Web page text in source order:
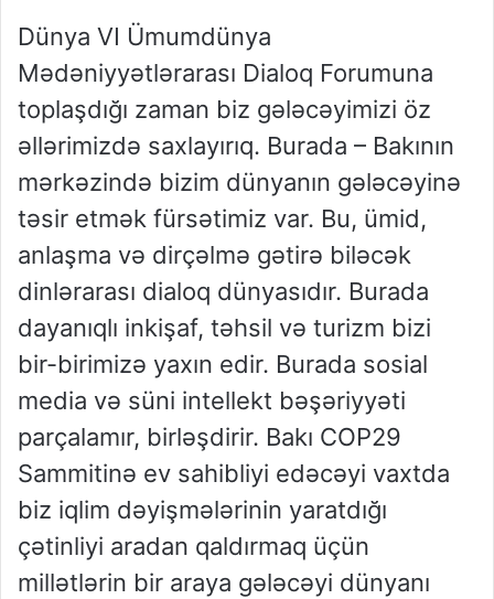
Dünya VI Ümumdünya
Mədəniyyətlərarası Dialoq Forumuna
toplaşdığı zaman biz gələcəyimizi öz
əllərimizdə saxlayırıq. Burada – Bakının
mərkəzində bizim dünyanın gələcəyinə
təsir etmək fürsətimiz var. Bu, ümid,
anlaşma və dirçəlmə gətirə biləcək
dinlərarası dialoq dünyasıdır. Burada
dayanıqlı inkişaf, təhsil və turizm bizi
bir-birimizə yaxın edir. Burada sosial
media və süni intellekt bəşəriyyəti
parçalamır, birləşdirir. Bakı COP29
Sammitinə ev sahibliyi edəcəyi vaxtda
biz iqlim dəyişmələrinin yaratdığı
çətinliyi aradan qaldırmaq üçün
millətlərin bir araya gələcəyi dünyanı